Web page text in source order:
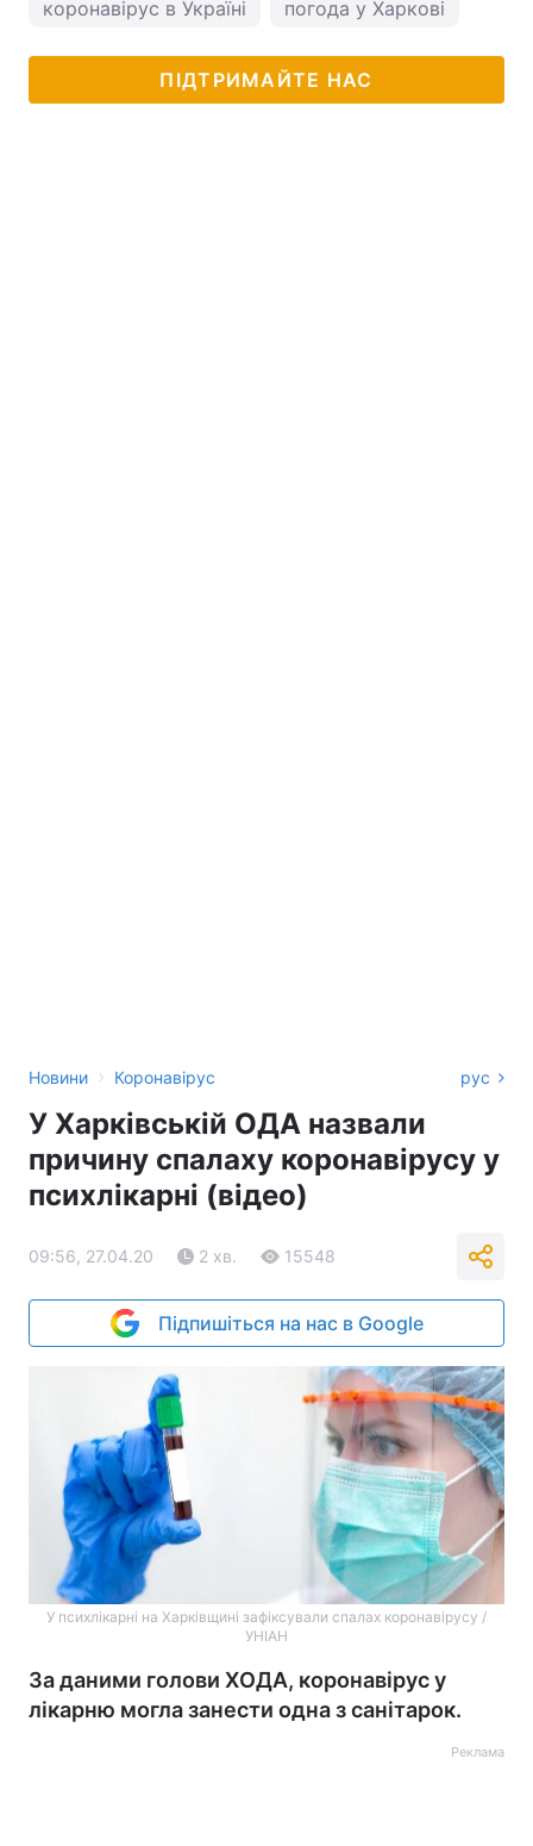
коронавірус в Україні погода у Харкові
ПІДТРИМАЙТЕ НАС
Новини › Коронавірус рус
У Харківській ОДА назвали
причину спалаху коронавірусу у
психлікарні (відео)
09:56, 27.04.20 2 хв. 15548
Підпишіться на нас в Google
У психлікарні на Харківщині зафіксували спалах коронавірусу /
УНІАН
За даними голови ХОДА, коронавірус у
лікарню могла занести одна з санітарок.
Реклама